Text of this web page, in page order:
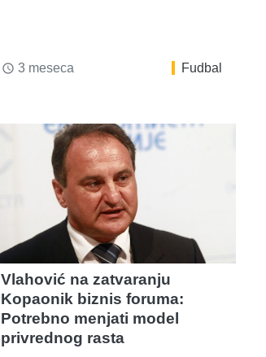
access_time 3 meseca Fudbal
Vlahović na zatvaranju
Kopaonik biznis foruma:
Potrebno menjati model
privrednog rasta